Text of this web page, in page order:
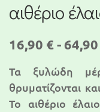
αιθέριο
16,90 € -
Τα ξυλώδη
θρυματίζονται
Το αιθέριο